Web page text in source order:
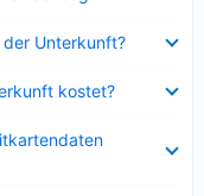
Unterkunft?
kostet?